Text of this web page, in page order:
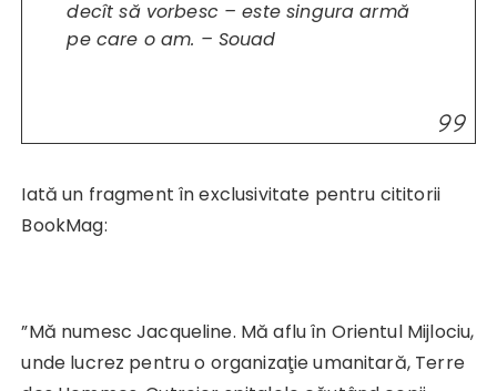
decît să vorbesc – este singura armă
pe care o am. – Souad
Iată un fragment în exclusivitate pentru cititorii
BookMag:
”Mă numesc Jacqueline. Mă aflu în Orientul Mijlociu,
unde lucrez pentru o organizaţie umanitară, Terre